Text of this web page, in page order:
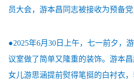
员大会，游本昌同志被接收为预备党
●2025年6月30日上午，七一前夕，
议室做了简单又隆重的装饰。游本
女儿游思涵提前熨得笔挺的白衬衣